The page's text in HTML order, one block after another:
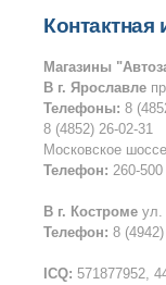
Магазины
В г. Ярославле
Телефоны: 8
8 (4852) 26-02-31
Московское
Телефон: 260-500
В г. Костроме ул.
Телефон: 8
ICQ: 571877952,